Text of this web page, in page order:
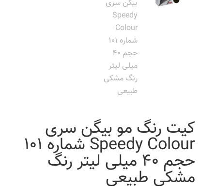
کیت رنگ مو بیگن سری
Speedy Colour شماره 101
حجم 40 میلی لیتر رنگ
مشکی طبیعی